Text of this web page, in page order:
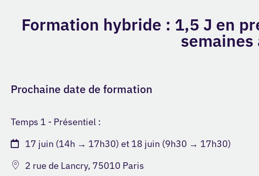
Formation hybride : 1,5 J en
Prochaine date de formation
Temps 1 - Présentiel :
17 juin (14h → 17h30) et 18 juin (9h30 → 17h30)
2 rue de Lancry, 75010 Paris